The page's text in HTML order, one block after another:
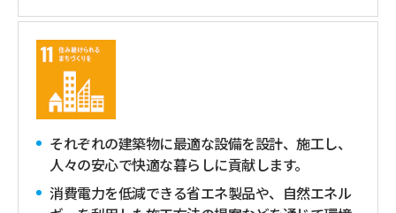
それぞれの建築物に最適な設備を設計、施工し、
人々の安心で快適な暮らしに貢献します。
消費電力を低減できる省エネ製品や、自然エネル